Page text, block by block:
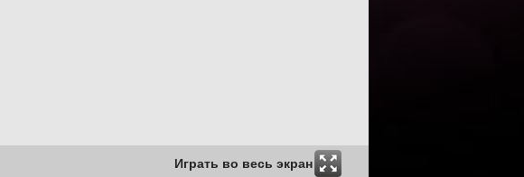
Играть во весь экран